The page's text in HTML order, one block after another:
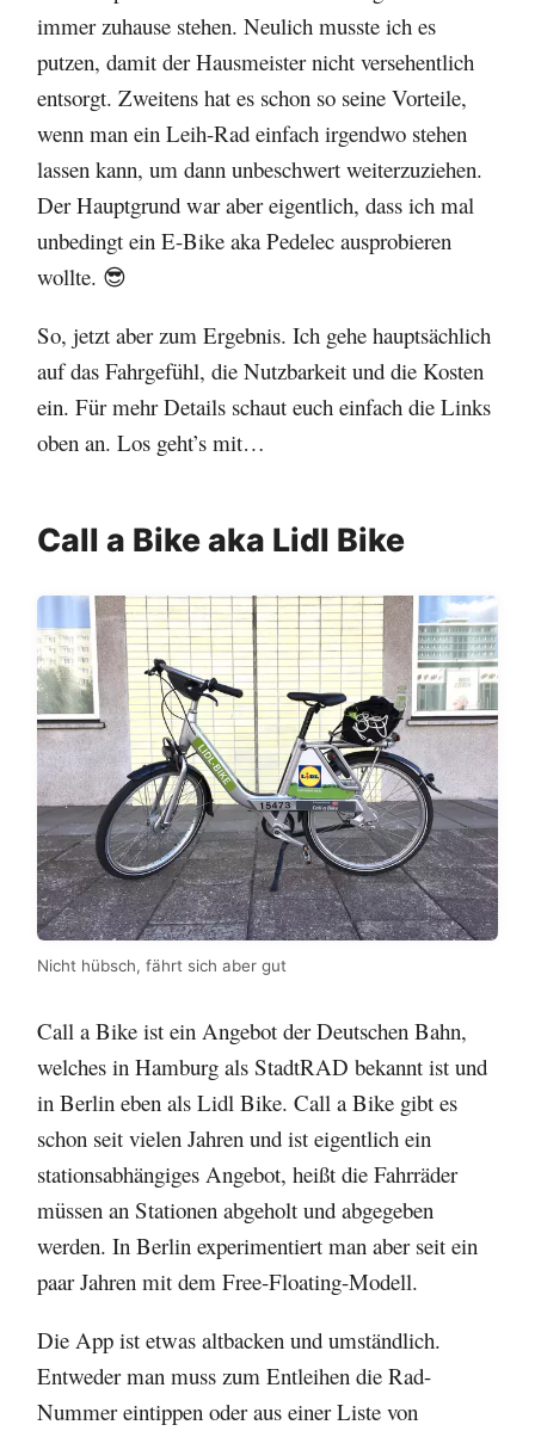
immer zuhause stehen. Neulich musste ich es
putzen, damit der Hausmeister nicht versehentlich
entsorgt. Zweitens hat es schon so seine Vorteile,
wenn man ein Leih-Rad einfach irgendwo stehen
lassen kann, um dann unbeschwert weiterzuziehen.
Der Hauptgrund war aber eigentlich, dass ich mal
unbedingt ein E-Bike aka Pedelec ausprobieren
wollte. 😎
So, jetzt aber zum Ergebnis. Ich gehe hauptsächlich
auf das Fahrgefühl, die Nutzbarkeit und die Kosten
ein. Für mehr Details schaut euch einfach die Links
oben an. Los geht’s mit…
Call a Bike aka Lidl Bike
Nicht hübsch, fährt sich aber gut
Call a Bike ist ein Angebot der Deutschen Bahn,
welches in Hamburg als StadtRAD bekannt ist und
in Berlin eben als Lidl Bike. Call a Bike gibt es
schon seit vielen Jahren und ist eigentlich ein
stationsabhängiges Angebot, heißt die Fahrräder
müssen an Stationen abgeholt und abgegeben
werden. In Berlin experimentiert man aber seit ein
paar Jahren mit dem Free-Floating-Modell.
Die App ist etwas altbacken und umständlich.
Entweder man muss zum Entleihen die Rad-
Nummer eintippen oder aus einer Liste von